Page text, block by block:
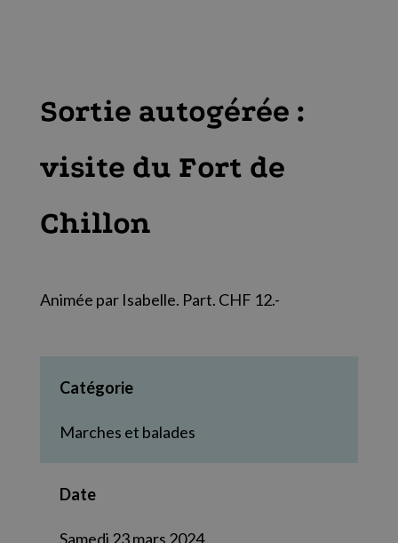
Sortie autogérée :
visite du Fort de
Chillon
Animée par Isabelle. Part. CHF 12.-
Catégorie
Marches et balades
Date
Samedi 23 mars 2024